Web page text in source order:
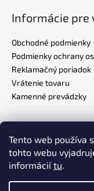
Tento web používa
tohto webu
informáciítu.
Informácie pre
Obchodné podmienky
Podmienky ochrany
Reklamačný poriadok
Vrátenie tovaru
Kamenné prevádzky